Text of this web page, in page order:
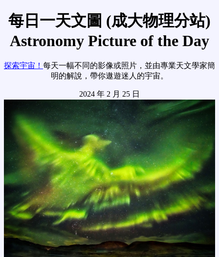
每日一天文圖 (成大物理分站)
Astronomy Picture of the Day
探索宇宙！ 每天一幅不同的影像或照片，並由專業天文學家簡
明的解說，帶你遨遊迷人的宇宙。
2024 年 2 月 25 日